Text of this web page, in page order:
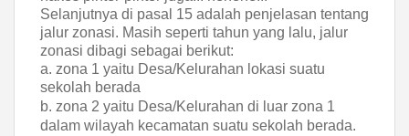
Selanjutnya di pasal 15 adalah penjelasan tentang
jalur zonasi. Masih seperti tahun yang lalu, jalur
zonasi dibagi sebagai berikut:
a. zona 1 yaitu Desa/Kelurahan lokasi suatu
sekolah berada
b. zona 2 yaitu Desa/Kelurahan di luar zona 1
dalam wilayah kecamatan suatu sekolah berada.